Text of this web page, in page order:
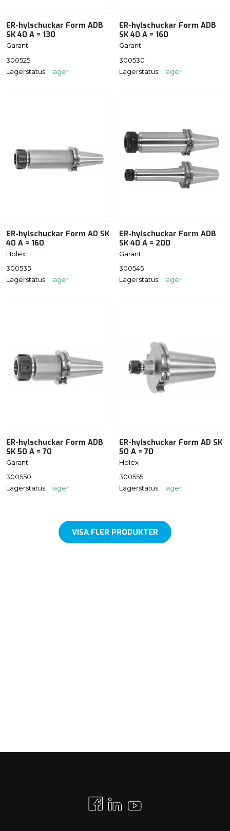
ER-hylschuckar Form ADB
SK 40 A = 130
Garant
300525
Lagerstatus: I lager
ER-hylschuckar Form ADB
SK 40 A = 160
Garant
300530
Lagerstatus: I lager
ER-hylschuckar Form AD SK
40 A = 160
Holex
300535
Lagerstatus: I lager
ER-hylschuckar Form ADB
SK 40 A = 200
Garant
300545
Lagerstatus: I lager
ER-hylschuckar Form ADB
SK 50 A = 70
Garant
300550
Lagerstatus: I lager
ER-hylschuckar Form AD SK
50 A = 70
Holex
300555
Lagerstatus: I lager
VISA FLER PRODUKTER